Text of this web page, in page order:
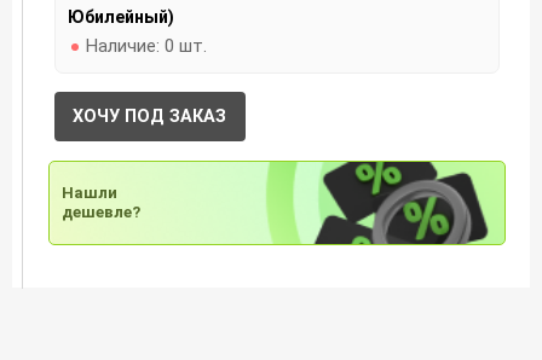
Юбилейный)
Наличие: 0 шт.
ХОЧУ ПОД ЗАКАЗ
Нашли
дешевле?